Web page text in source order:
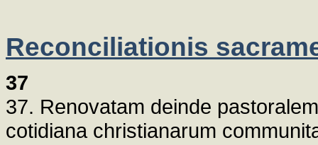
Reconciliationis
37
37. Renovatam deinde
cotidiana christianarum